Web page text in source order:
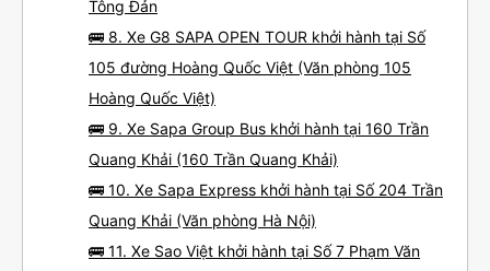
Tông Đản
🚌 8. Xe G8 SAPA OPEN TOUR khởi hành tại Số
105 đường Hoàng Quốc Việt (Văn phòng 105
Hoàng Quốc Việt)
🚌 9. Xe Sapa Group Bus khởi hành tại 160 Trần
Quang Khải (160 Trần Quang Khải)
🚌 10. Xe Sapa Express khởi hành tại Số 204 Trần
Quang Khải (Văn phòng Hà Nội)
🚌 11. Xe Sao Việt khởi hành tại Số 7 Phạm Văn